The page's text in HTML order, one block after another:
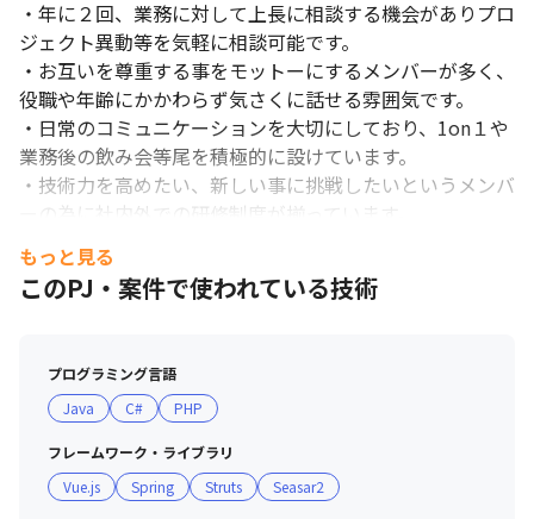
・年に２回、業務に対して上長に相談する機会がありプロ
ジェクト異動等を気軽に相談可能です。
・お互いを尊重する事をモットーにするメンバーが多く、
役職や年齢にかかわらず気さくに話せる雰囲気です。
・日常のコミュニケーションを大切にしており、1on１や
業務後の飲み会等尾を積極的に設けています。
・技術力を高めたい、新しい事に挑戦したいというメンバ
ーの為に社内外での研修制度が揃っています。
・仕事とプライベートをしっかり分けて良いライフワーク
バランスを保つよう努めています。
もっと見る
このPJ・案件で使われている技術
プログラミング言語
Java
C# PHP
フレームワーク・ライブラリ
Vue.js
Spring Struts Seasar2